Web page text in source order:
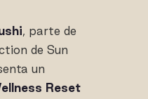
, parte de
de Sun
un
Reset